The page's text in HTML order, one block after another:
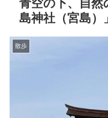
青空の下、自然
島神社（宮島）
散歩